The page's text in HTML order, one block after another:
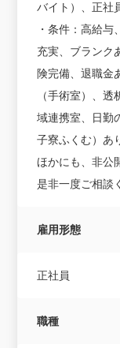
バイト）、正社
・条件：高給
充実、ブランク
険完備、退職金
（手術室）、
域連携室、日勤
子寮ふくむ）あ
ほかにも、非公
是非一度ご相談
雇用形態
正社員
職種